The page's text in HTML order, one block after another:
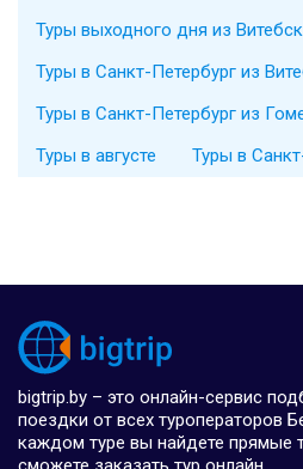
Туры выходного дня из
Туры в Санкт-Петербург из
Туры в Санкт-Петербург из
Туры в августе
Туры в
bigtrip.by – это онлайн-сервис
поездки от всех туроператоров
каждом туре вы найдете прямые